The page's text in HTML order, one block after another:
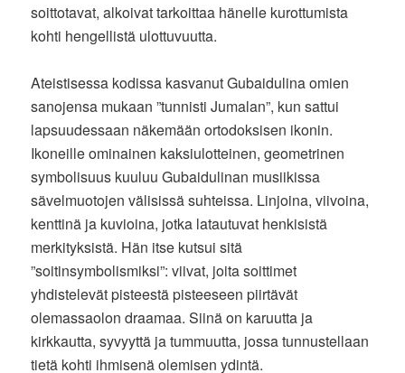
soittotavat, alkoivat tarkoittaa hänelle kurottumista
kohti hengellistä ulottuvuutta.
Ateistisessa kodissa kasvanut Gubaidulina omien
sanojensa mukaan ”tunnisti Jumalan”, kun sattui
lapsuudessaan näkemään ortodoksisen ikonin.
Ikoneille ominainen kaksiulotteinen, geometrinen
symbolisuus kuuluu Gubaidulinan musiikissa
sävelmuotojen välisissä suhteissa. Linjoina, viivoina,
kenttinä ja kuvioina, jotka latautuvat henkisistä
merkityksistä. Hän itse kutsui sitä
”soitinsymbolismiksi”: viivat, joita soittimet
yhdistelevät pisteestä pisteeseen piirtävät
olemassaolon draamaa. Siinä on karuutta ja
kirkkautta, syvyyttä ja tummuutta, jossa tunnustellaan
tietä kohti ihmisenä olemisen ydintä.